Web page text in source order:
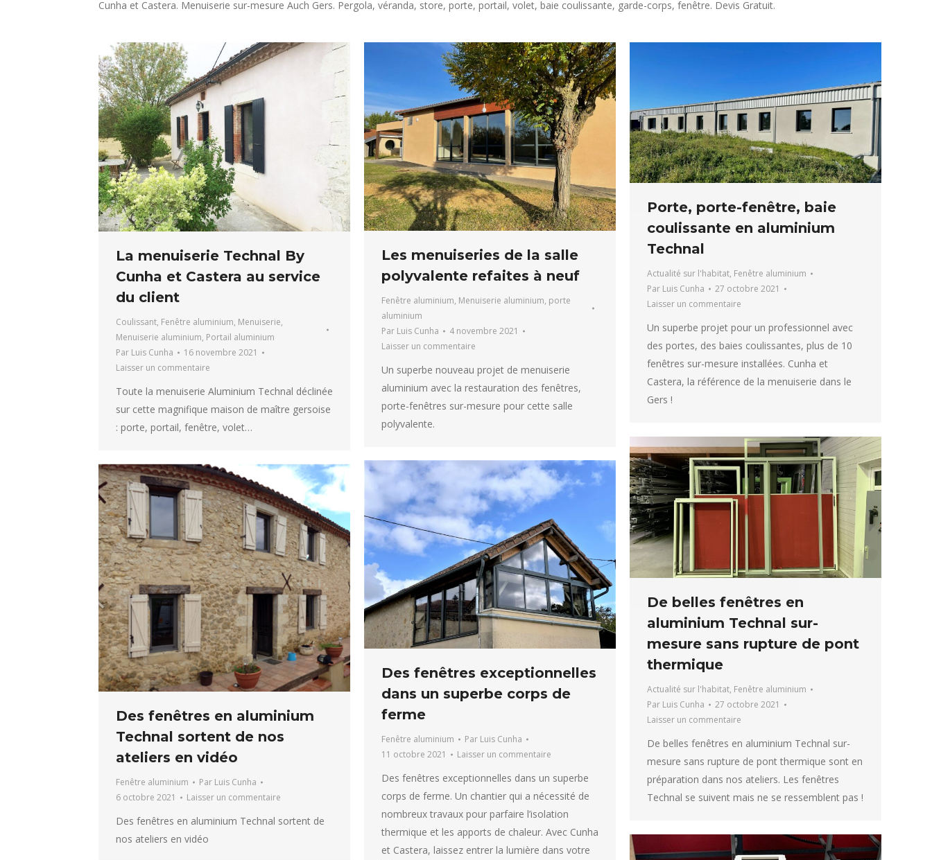
Cunha et Castera. Menuiserie sur-mesure Auch Gers. Pergola, véranda, store, porte, portail, volet, baie coulissante, garde-corps, fenêtre. Devis Gratuit.
La menuiserie Technal By
Cunha et Castera au service
du client
Coulissant, Fenêtre aluminium, Menuiserie,
Menuiserie aluminium, Portail aluminium
Par Luis Cunha
16 novembre 2021
Laisser un commentaire
Toute la menuiserie Aluminium Technal déclinée
sur cette magnifique maison de maître gersoise
: porte, portail, fenêtre, volet…
Les menuiseries de la salle
polyvalente refaites à neuf
Fenêtre aluminium, Menuiserie aluminium, porte
aluminium
Par Luis Cunha
4 novembre 2021
Laisser un commentaire
Un superbe nouveau projet de menuiserie
aluminium avec la restauration des fenêtres,
porte-fenêtres sur-mesure pour cette salle
polyvalente.
Porte, porte-fenêtre, baie
coulissante en aluminium
Technal
Actualité sur l'habitat, Fenêtre aluminium
Par Luis Cunha
27 octobre 2021
Laisser un commentaire
Un superbe projet pour un professionnel avec
des portes, des baies coulissantes, plus de 10
fenêtres sur-mesure installées. Cunha et
Castera, la référence de la menuiserie dans le
Gers !
De belles fenêtres en
aluminium Technal sur-
mesure sans rupture de pont
thermique
Actualité sur l'habitat, Fenêtre aluminium
Par Luis Cunha
27 octobre 2021
Laisser un commentaire
De belles fenêtres en aluminium Technal sur-
mesure sans rupture de pont thermique sont en
préparation dans nos ateliers. Les fenêtres
Technal se suivent mais ne se ressemblent pas !
Des fenêtres exceptionnelles
dans un superbe corps de
ferme
Fenêtre aluminium Par Luis Cunha
11 octobre 2021
Laisser un commentaire
Des fenêtres exceptionnelles dans un superbe
corps de ferme. Un chantier qui a nécessité de
nombreux travaux pour parfaire l’isolation
thermique et les apports de chaleur. Avec Cunha
et Castera, laissez entrer la lumière dans votre
Des fenêtres en aluminium
Technal sortent de nos
ateliers en vidéo
Fenêtre aluminium Par Luis Cunha
6 octobre 2021
Laisser un commentaire
Des fenêtres en aluminium Technal sortent de
nos ateliers en vidéo